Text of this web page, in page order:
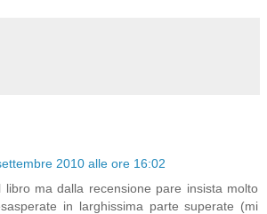
2010 alle ore 16:02
libro ma dalla recensione pare insista molto
in larghissima parte superate (mi